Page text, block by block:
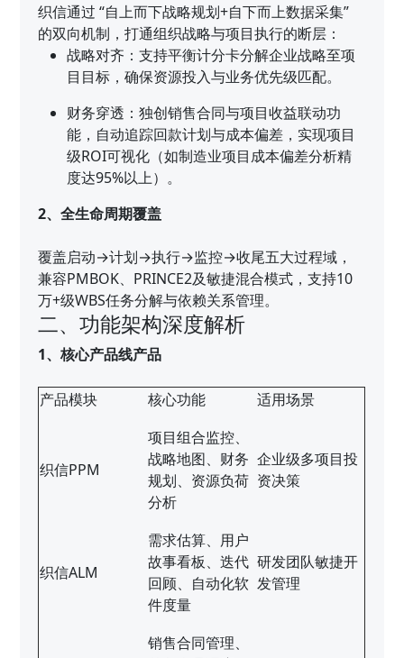
织信通过 “自上而下战略规划+自下而上数据采集”
的双向机制，打通组织战略与项目执行的断层：
战略对齐：支持平衡计分卡分解企业战略至项
目目标，确保资源投入与业务优先级匹配。
财务穿透：独创销售合同与项目收益联动功
能，自动追踪回款计划与成本偏差，实现项目
级ROI可视化（如制造业项目成本偏差分析精
度达95%以上）。
2、全生命周期覆盖
覆盖启动→计划→执行→监控→收尾五大过程域，
兼容PMBOK、PRINCE2及敏捷混合模式，支持10
万+级WBS任务分解与依赖关系管理。
二、功能架构深度解析
1、核心产品线产品
产品模块 核心功能 适用场景
织信PPM
项目组合监控、
战略地图、财务
规划、资源负荷
分析
企业级多项目投
资决策
织信ALM
需求估算、用户
故事看板、迭代
回顾、自动化软
件度量
研发团队敏捷开
发管理
销售合同管理、